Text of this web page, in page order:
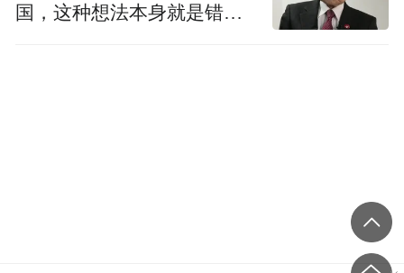
国，这种想法本身就是错误